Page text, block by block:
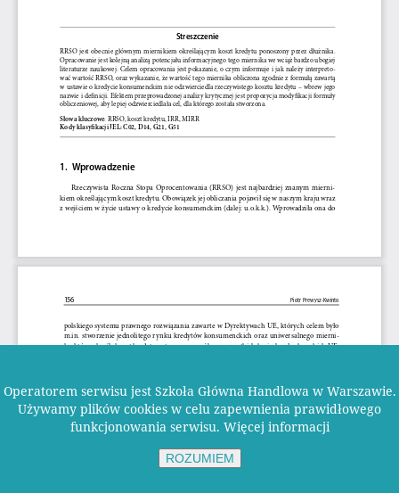
Operatorem serwisu jest Szkoła Główna Handlowa w Warszawie.
Używamy plików cookies w celu zapewnienia prawidłowego
funkcjonowania serwisu. Więcej informacji
ROZUMIEM